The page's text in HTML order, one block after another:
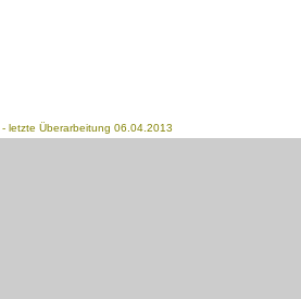
- letzte Überarbeitung 06.04.2013